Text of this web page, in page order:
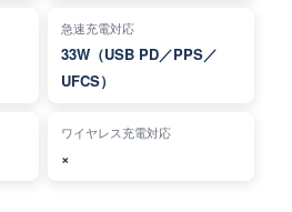
急速充電対応
33W（USB PD／PPS／
UFCS）
ワイヤレス充電対応
×